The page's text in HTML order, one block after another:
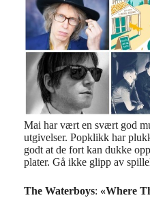
Mai har vært en svært god
utgivelser. Popklikk har
godt at de fort kan dukke
plater. Gå ikke glipp av
The Waterboys: «Where